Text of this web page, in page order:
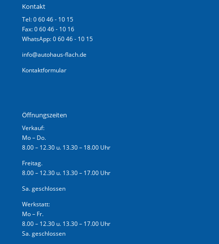
Kontakt
Tel: 0 60 46 - 10 15
Fax: 0 60 46 - 10 16
WhatsApp: 0 60 46 - 10 15
info@autohaus-flach.de
Kontaktformular
Öffnungszeiten
Verkauf:
Mo – Do.
8.00 – 12.30 u. 13.30 – 18.00 Uhr
Freitag.
8.00 – 12.30 u. 13.30 – 17.00 Uhr
Sa. geschlossen
Werkstatt:
Mo – Fr.
8.00 – 12.30 u. 13.30 – 17.00 Uhr
Sa. geschlossen